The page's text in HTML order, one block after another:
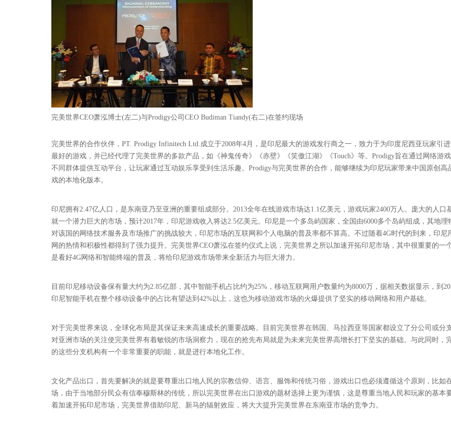
完美世界CEO萧泓博士(左二)与Prodigy公司CEO Budiman Tiandy(右二)在签约现场
完美世界的合作伙伴，PT. Prodigy Infinitech Ltd.成立于2008年4月，是印尼最大的游戏发行商之一，致力于为印度尼西亚玩家引
最好的游戏，并已经代理了完美世界的多款产品，如《神鬼传奇》《赤壁》《笑傲江湖》《Touch》等。Prodigy旨在通过网络游
不同群体提供互动平台，让玩家通过互动娱乐享受到生活乐趣。Prodigy与完美世界的合作，能够继续为印尼玩家带来中国原创高
戏的本地化版本。
印尼拥有2.47亿人口，是东南亚乃至亚洲的重要组成部分。2013全年在线游戏市场达1.1亿美元，游戏玩家2400万人。庞大的人口
就一个潜力巨大的市场，预计2017年，印尼游戏收入将达2.5亿美元。印尼是一个多岛屿国家，全国由6000多个岛屿组成，其地理
对该国的网络技术服务及市场推广的挑战较大，印尼市场的互联网和个人电脑的普及率都不算高。不过随着4G时代的到来，印尼
网的热情和积极性都得到了强力提升。完美世界CEO萧泓在签约仪式上说，完美世界之所以加速开拓印尼市场，其中很重要的一
是看好4G网络和智能终端的普及，将给印尼游戏市场带来全新活力与巨大潜力。
目前印尼移动设备保有量大约为2.85亿部，其中智能手机占比约为25%，移动互联网用户数量约为8000万，据相关数据显示，到
印尼智能手机在整个移动设备中的占比有望达到42%以上，这也为移动游戏市场的火爆提供了坚实的移动网络和用户基础。
对于完美世界来说，全球化布局是其保证未来高速成长的重要战略。目前完美世界在韩国、马拉西亚等国家都设立了分公司或分
对亚洲市场的关注使完美世界有着敏锐的市场洞察力，现在的抢先布局就是为未来完美世界高增长打下坚实的基础。与此同时，
的这些分支机构有一个非常重要的职能，就是进行本地化工作。
文化产品出口，首先要解决的就是要尊重出口地人民的宗教信仰、语言、服饰和传统习俗，游戏出口也必须遵循这个原则，比如
场，由于当地部分民众有信奉穆斯林的传统，所以完美世界在出口游戏的题材选择上更为谨慎，这是尊重当地人民和玩家的基本
着加速开拓印尼市场，完美世界借助印尼、新马的辐射效应，将大大提升完美世界在东南亚市场的竞争力。